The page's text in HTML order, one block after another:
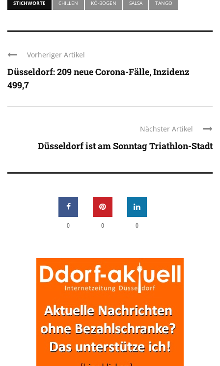
STICHWORTE CHILLEN KÖ-BOGEN SALSA TANGO
Vorheriger Artikel
Düsseldorf: 209 neue Corona-Fälle, Inzidenz
499,7
Nächster Artikel
Düsseldorf ist am Sonntag Triathlon-Stadt
0 0 0